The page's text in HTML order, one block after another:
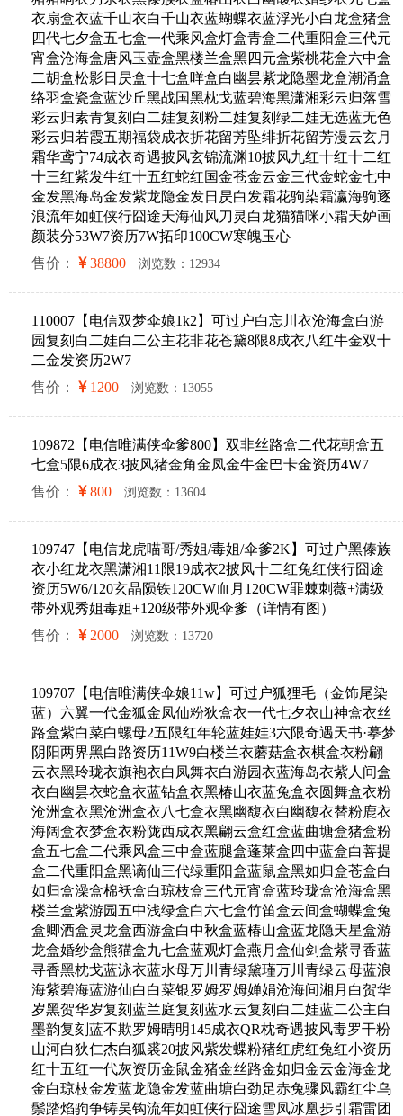
衣扇盒衣蓝千山衣白千山衣蓝蝴蝶衣蓝浮光小白龙盒猪盒
四代七夕盒五七盒一代乘风盒灯盒青盒二代重阳盒三代元
宵盒沧海盒唐风玉壶盒黑楼兰盒黑四元盒紫桃花盒六中盒
二胡盒松影日昃盒十七盒咩盒白幽昙紫龙隐墨龙盒潮涌盒
络羽盒瓷盒蓝沙丘黑战国黑枕戈蓝碧海黑潇湘彩云归落雪
彩云归素青复刻白二娃复刻粉二娃复刻绿二娃无选蓝无色
彩云归若霞五期福袋成衣折花留芳坠绯折花留芳漫云玄月
霜华鸢宁74成衣奇遇披风玄锦流渊10披风九红十红十二红
十三红紫发牛红十五红蛇红国金苍金云金三代金蛇金七中
金发黑海岛金发紫龙隐金发日昃白发霜花驹染霜瀛海驹逐
浪流年如虹侠行囧途天海仙风刀灵白龙猫猫咪小霜天妒画
颜装分53W7资历7W拓印100CW寒魄玉心
售价：
38800 浏览数：12934
110007【电信双梦伞娘1k2】可过户白忘川衣沧海盒白游
园复刻白二娃白二公主花非花苍黛8限8成衣八红牛金双十
二金发资历2W7
售价：
1200 浏览数：13055
109872【电信唯满侠伞爹800】双非丝路盒二代花朝盒五
七盒5限6成衣3披风猪金角金凤金牛金巴卡金资历4W7
售价：
800 浏览数：13604
109747【电信龙虎喵哥/秀姐/毒姐/伞爹2K】可过户黑傣族
衣小红龙衣黑潇湘11限19成衣2披风十二红兔红侠行囧途
资历5W6/120玄晶陨铁120CW血月120CW罪棘刺薇+满级
带外观秀姐毒姐+120级带外观伞爹（详情有图）
售价：
2000 浏览数：13720
109707【电信唯满侠伞娘11w】可过户狐狸毛（金饰尾染
蓝）六翼一代金狐金凤仙粉狄盒衣一代七夕衣山神盒衣丝
路盒紫白菜白螺母2五限红年轮蓝娃娃3六限奇遇天书·摹梦
阴阳两界黑白路资历11W9白楼兰衣蘑菇盒衣棋盒衣粉翩
云衣黑玲珑衣旗袍衣白凤舞衣白游园衣蓝海岛衣紫人间盒
衣白幽昙衣蛇盒衣蓝钻盒衣黑椿山衣蓝兔盒衣圆舞盒衣粉
沧洲盒衣黑沧洲盒衣八七盒衣黑幽馥衣白幽馥衣替粉鹿衣
海阔盒衣梦盒衣粉陇西成衣黑翩云盒红盒蓝曲塘盒猪盒粉
盒五七盒二代乘风盒三中盒蓝腿盒蓬莱盒四中蓝盒白菩提
盒二代重阳盒黑谪仙三代绿重阳盒蓝鼠盒黑如归盒苍盒白
如归盒澡盒棉袄盒白琼枝盒三代元宵盒蓝玲珑盒沧海盒黑
楼兰盒紫游园五中浅绿盒白六七盒竹笛盒云间盒蝴蝶盒兔
盒卿酒盒灵龙盒西游盒白中秋盒蓝椿山盒蓝龙隐天星盒游
龙盒婚纱盒熊猫盒九七盒蓝观灯盒燕月盒仙剑盒紫寻香蓝
寻香黑枕戈蓝泳衣蓝水母万川青绿黛瑾万川青绿云母蓝浪
海紫碧海蓝游仙白白菜银罗姆罗姆婵娟沧海间湘月白贺华
岁黑贺华岁复刻蓝兰庭复刻蓝水云复刻白二娃蓝二公主白
墨韵复刻蓝不欺罗姆晴明145成衣QR枕奇遇披风毒罗干粉
山河白狄仁杰白狐裘20披风紫发蝶粉猪红虎红兔红小资历
红十五红一代灰资历金鼠金猪金丝路金如归金云金海金龙
金白琼枝金发蓝龙隐金发蓝曲塘白劲足赤兔骤风霸红尘乌
鬃踏焰驹争铸吴钩流年如虹侠行囧途雪凤冰凰步引霜雷团